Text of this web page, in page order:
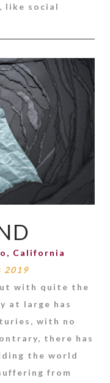
like social
California
2019
with quite the
at large has
with no
there has
the world
from